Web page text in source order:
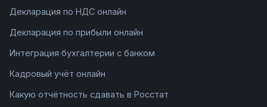
Декларация по НДС онлайн
Декларация по прибыли онлайн
Интеграция бухгалтерии с банком
Кадровый учёт онлайн
Какую отчётность сдавать в Росстат